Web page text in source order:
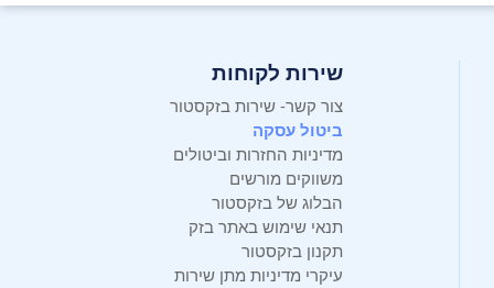
שירות לקוחות
צור קשר- שירות בזקסטור
ביטול עסקה
מדיניות החזרות וביטולים
משווקים מורשים
הבלוג של בזקסטור
תנאי שימוש באתר בזק
תקנון בזקסטור
עיקרי מדיניות מתן שירות